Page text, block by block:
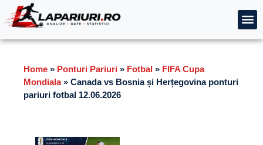
Home » Ponturi Pariuri » Fotbal » FIFA Cupa
Mondiala» Canada vs Bosnia și Herțegovina ponturi
pariuri fotbal 12.06.2026